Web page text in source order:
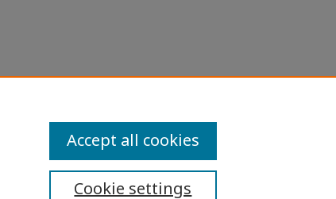
Cookie settings
Accept all cookies